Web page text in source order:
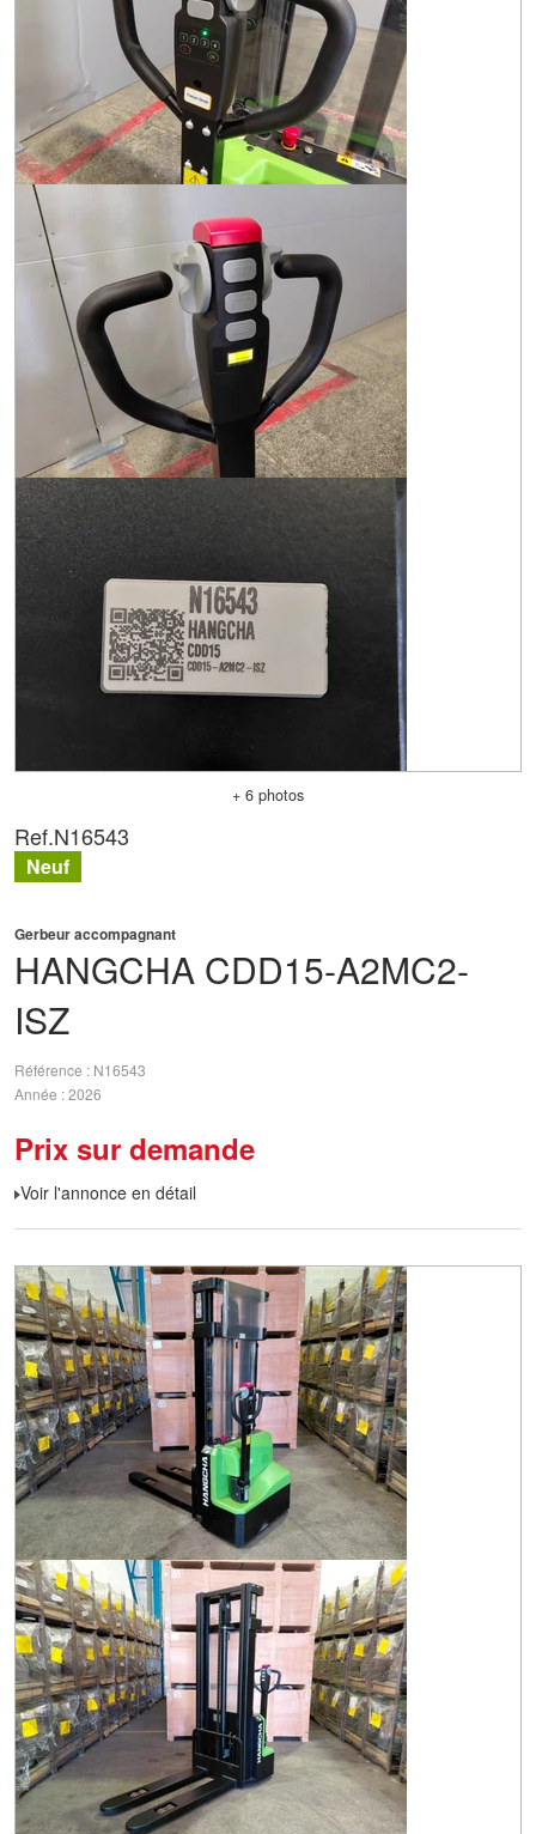
+ 6 photos
HANGCHA CDD15-A2MC2-
ISZ
Gerbeur accompagnant
Référence
N16543
Année 2026
Prix sur demande
Voir l'annonce en détail
Ref.N16543
Neuf